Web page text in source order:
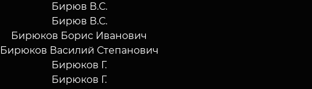
Бирюв В.С.
Бирюв В.С.
Бирюков Борис Иванович
Бирюков Василий Степанович
Бирюков Г.
Бирюков Г.